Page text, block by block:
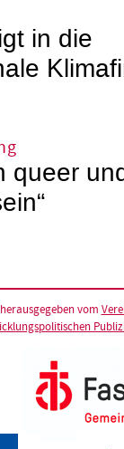
in die
queer
vom